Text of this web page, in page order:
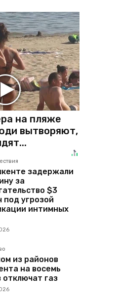
на пляже
вытворяют,
задержали
за
$3
под угрозой
интимных
из районов
на восемь
отключат газ